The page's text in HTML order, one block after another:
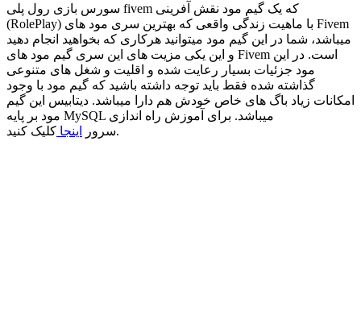
سورس بازی رول پلی fivem که یک گیم مود نقش آفرینی
(RolePlay) با ماهیت زندگی واقعی که بهترین سری مود های Fivem
میباشد، شما در این گیم مود میتوانید هرکاری که بخواهید انجام دهید
و این یکی مزیت های این سری گیم مود های Fivem است. در این
مود جزئیات بسیار رعایت شده و اقلیت و شغل های متنوعی
گذاشته شده فقط باید توجه داشته باشید که گیم مود با وجود
امکانات زیاد باگ های خاص خودش هم دارا میباشد. دیتابیس این گیم
مود بر پایه MySQL میباشد. برای آموزش راه اندازی
سرور
اینجا کلیک کنید.